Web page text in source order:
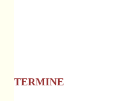
TERMINE